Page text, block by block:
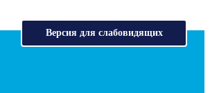
Версия для слабовидящих